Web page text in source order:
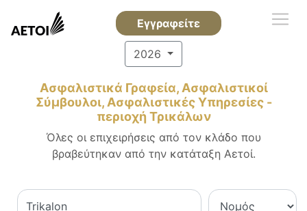
Εγγραφείτε
2026
Ασφαλιστικά Γραφεία, Ασφαλιστικοί
Σύμβουλοι, Ασφαλιστικές Υπηρεσίες -
περιοχή Τρικάλων
Όλες οι επιχειρήσεις από τον κλάδο που
βραβεύτηκαν από την κατάταξη Αετοί.